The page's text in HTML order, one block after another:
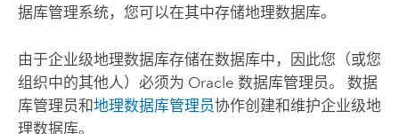
据库管理系统，您可以在其中存储地理数据库。
由于企业级地理数据库存储在数据库中，因此您（或您
组织中的其他人）必须为 Oracle 数据库管理员。 数据
库管理员和地理数据库管理员协作创建和维护企业级地
理数据库。